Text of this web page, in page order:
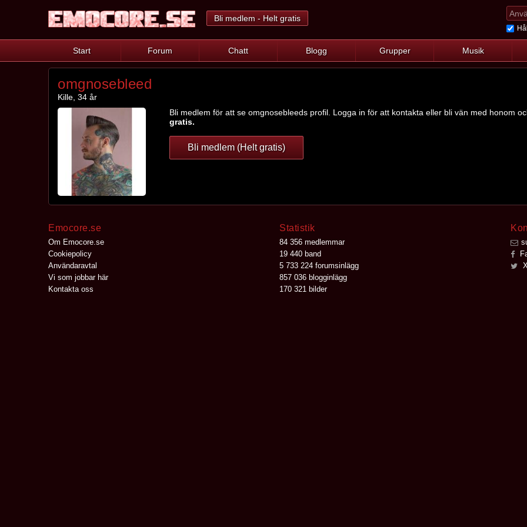
Bli medlem - Helt gratis
Start Forum Chatt Blogg Grupper Musik
omgnosebleed
Kille, 34 år
Bli medlem för att se omgnosebleeds profil. Logga in för att kontakta eller bli vän med honom
gratis.
Bli medlem (Helt gratis)
Emocore.se
Om Emocore.se
Cookiepolicy
Användaravtal
Vi som jobbar här
Kontakta oss
Statistik
84 356 medlemmar
19 440 band
5 733 224 forumsinlägg
857 036 blogginlägg
170 321 bilder